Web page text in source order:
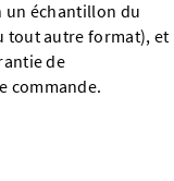
un échantillon du
tout autre format), et
de
commande.